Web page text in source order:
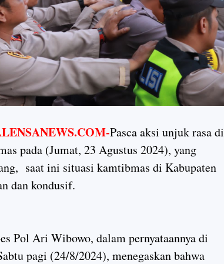
Pasca aksi unjuk rasa di
pada (Jumat, 23 Agustus 2024), yang
saat ini situasi kamtibmas di Kabupaten
dan kondusif.
Pol Ari Wibowo, dalam pernyataannya di
pagi (24/8/2024), menegaskan bahwa